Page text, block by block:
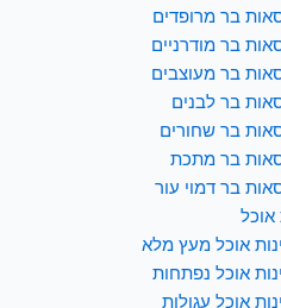
בר מרופדים
בר מודרניים
בר מעוצבים
בר לבנים
בר שחורים
בר מתכת
בר דמוי עור
אוכל
אוכל מעץ מלא
אוכל נפתחות
אוכל עגולות